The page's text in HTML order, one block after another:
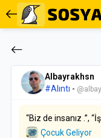
Albayrakhsn
#Alıntı -
“Biz de insanız .”,
Çocuk Geliyor